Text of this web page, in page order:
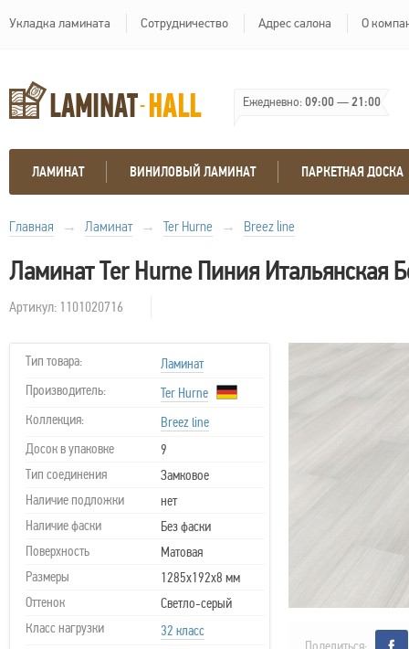
Укладка ламината Сотрудничество Адрес салона О
Ежедневно:09:00—21:00
ЛАМИНАТ ВИНИЛОВЫЙ ЛАМИНАТ ПАРКЕТНАЯ ДОСКА
Главная → Ламинат → Ter Hurne → Breez line
Ламинат Ter Hurne Пиния Итальянская
Артикул: 1101020716
Тип товара:
Ламинат
Производитель:
Ter Hurne
Коллекция:
Breez line
Досок в упаковке
9
Тип соединения
Замковое
Наличие подложки
нет
Наличие фаски
Без фаски
Поверхность
Матовая
Размеры
1285x192x8 мм
Оттенок
Светло-серый
Класс нагрузки
32 класс